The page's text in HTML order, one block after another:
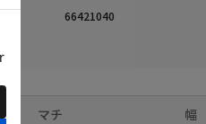
66421040
マチ 幅